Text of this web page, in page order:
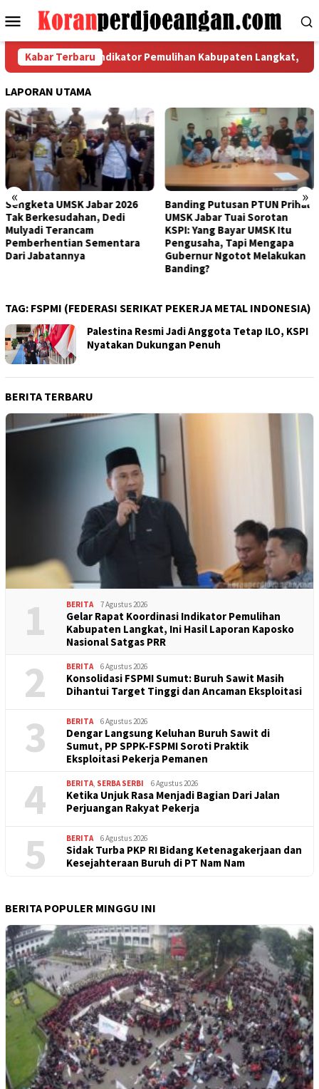
ke
Menu
Mobile
Kabar Terbaru
Koordinasi Indikator Pemulihan Kabupaten Langkat, Ini
LAPORAN UTAMA
« »
Sengketa UMSK Jabar 2026
Tak Berkesudahan, Dedi
Mulyadi Terancam
Pemberhentian Sementara
Dari Jabatannya
Banding Putusan PTUN Prihal
UMSK Jabar Tuai Sorotan
KSPI: Yang Bayar UMSK Itu
Pengusaha, Tapi Mengapa
Gubernur Ngotot Melakukan
Banding?
TAG: FSPMI (FEDERASI SERIKAT PEKERJA METAL INDONESIA)
Palestina Resmi Jadi Anggota Tetap ILO, KSPI
Nyatakan Dukungan Penuh
BERITA TERBARU
1 BERITA 7 Agustus 2026
Gelar Rapat Koordinasi Indikator Pemulihan
Kabupaten Langkat, Ini Hasil Laporan Kaposko
Nasional Satgas PRR
2 BERITA 6 Agustus 2026
Konsolidasi FSPMI Sumut: Buruh Sawit Masih
Dihantui Target Tinggi dan Ancaman Eksploitasi
3 BERITA 6 Agustus 2026
Dengar Langsung Keluhan Buruh Sawit di
Sumut, PP SPPK-FSPMI Soroti Praktik
Eksploitasi Pekerja Pemanen
4 BERITA, SERBA SERBI 6 Agustus 2026
Ketika Unjuk Rasa Menjadi Bagian Dari Jalan
Perjuangan Rakyat Pekerja
5 BERITA 6 Agustus 2026
Sidak Turba PKP RI Bidang Ketenagakerjaan dan
Kesejahteraan Buruh di PT Nam Nam
BERITA POPULER MINGGU INI